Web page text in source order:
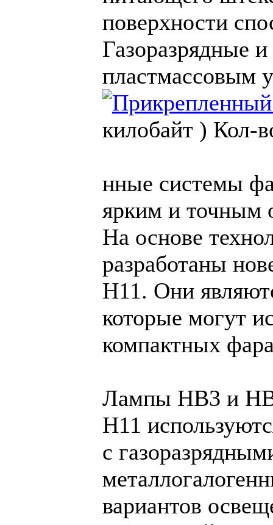
поверхности
Газоразрядные
пластмассовым
килобайт ) Кол-
нные системы
ярким и точным
На основе
разработаны
H11. Они
которые могут
компактных
Лампы HB3 и
H11
с
вариантов